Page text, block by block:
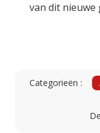
van dit nieuwe
Categorieën :